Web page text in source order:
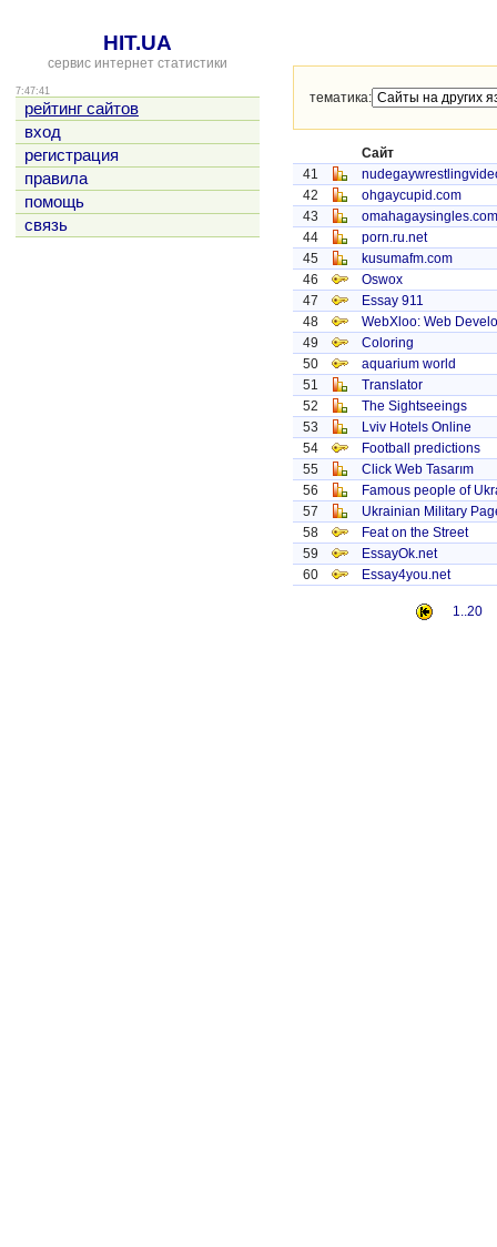
HIT.UA
сервис интернет статистики
7:47:41
рейтинг сайтов
вход
регистрация
правила
помощь
связь
тематика:
Сайт
41
42
ohgaycupid.com
43
omahagaysingles.com
44
porn.ru.net
45
kusumafm.com
46
Oswox
47
Essay 911
48
WebXloo: Web
49
Coloring
50
aquarium world
51
Translator
52
The Sightseeings
53
Lviv Hotels Online
54
Football predictions
55
Click Web Tasarım
56
Famous people of
57
Ukrainian Military
58
Feat on the Street
59
EssayOk.net
60
Essay4you.net
1..20